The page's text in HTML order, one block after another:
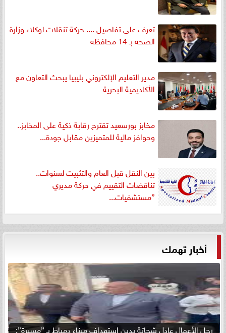
تعرف على تفاصيل .... حركة تنقلات لوكلاء وزارة
الصحه بـ 14 محافظه
مدير التعليم الإلكتروني بليبيا يبحث التعاون مع
الأكاديمية البحرية
مخابز بورسعيد تقترح رقابة ذكية على المخابز..
وحوافز مالية للمتميزين مقابل جودة...
بين النقل قبل العام والتثبيت لسنوات..
تناقضات التقييم في حركة مديري
”مستشفيات...
أخبار تهمك
رجل الأعمال عادل شحاتة يدين استهداف ميناء دمياط بـ ”مسيرة”: